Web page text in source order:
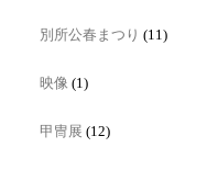
別所公春まつり (11)
映像 (1)
甲冑展 (12)